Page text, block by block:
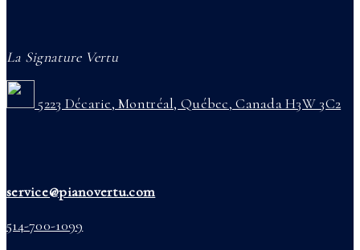
La Signature Vertu
5223 Décarie, Montréal, Québec, Canada H3W 3C2
service@pianovertu.com
514-700-1099